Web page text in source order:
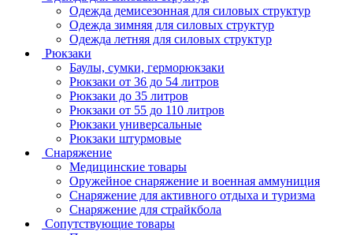
Одежда демисезонная для силовых структур
Одежда зимняя для силовых структур
Одежда летняя для силовых структур
Рюкзаки
Баулы, сумки, герморюкзаки
Рюкзаки от 36 до 54 литров
Рюкзаки до 35 литров
Рюкзаки от 55 до 110 литров
Рюкзаки универсальные
Рюкзаки штурмовые
Снаряжение
Медицинские товары
Оружейное снаряжение и военная аммуниция
Снаряжение для активного отдыха и туризма
Снаряжение для страйкбола
Сопутствующие товары